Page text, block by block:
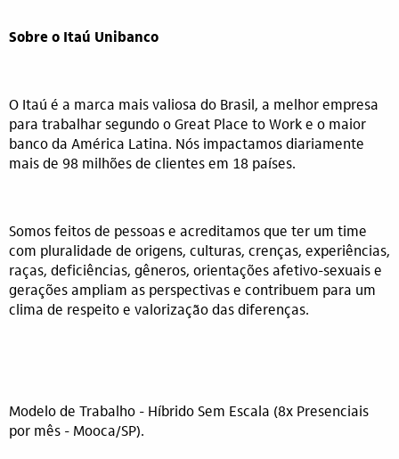
Sobre o Itaú Unibanco
O Itaú é a marca mais valiosa do Brasil, a melhor empresa
para trabalhar segundo o Great Place to Work e o maior
banco da América Latina. Nós impactamos diariamente
mais de 98 milhões de clientes em 18 países.
Somos feitos de pessoas e acreditamos que ter um time
com pluralidade de origens, culturas, crenças, experiências,
raças, deficiências, gêneros, orientações afetivo-sexuais e
gerações ampliam as perspectivas e contribuem para um
clima de respeito e valorização das diferenças.
Modelo de Trabalho - Híbrido Sem Escala (8x Presenciais
por mês - Mooca/SP).